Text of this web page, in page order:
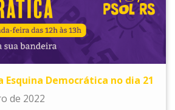
Esquina Democrática no dia 21
de 2022